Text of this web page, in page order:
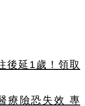
後延1歲！領取
療險恐失效 專